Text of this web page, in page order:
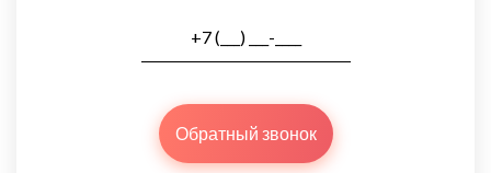
Обратный звонок